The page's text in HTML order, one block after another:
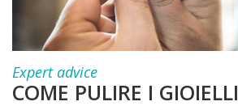
Expert advice
COME PULIRE I GIOIELLI